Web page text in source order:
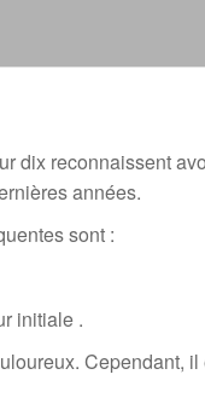
dix reconnaissent
années.
sont :
initiale .
Cependant, il